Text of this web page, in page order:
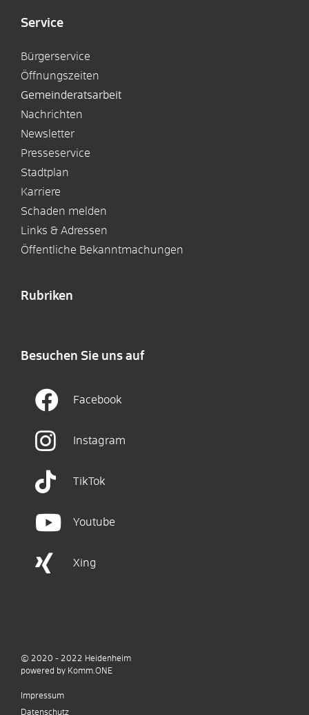
Service
Bürgerservice
Öffnungszeiten
Gemeinderatsarbeit
Nachrichten
Newsletter
Presseservice
Stadtplan
Karriere
Schaden melden
Links & Adressen
Öffentliche Bekanntmachungen
Rubriken
Besuchen Sie uns auf
Facebook
Instagram
TikTok
Youtube
Xing
© 2020 - 2022 Heidenheim
powered by Komm.ONE
Impressum
Datenschutz